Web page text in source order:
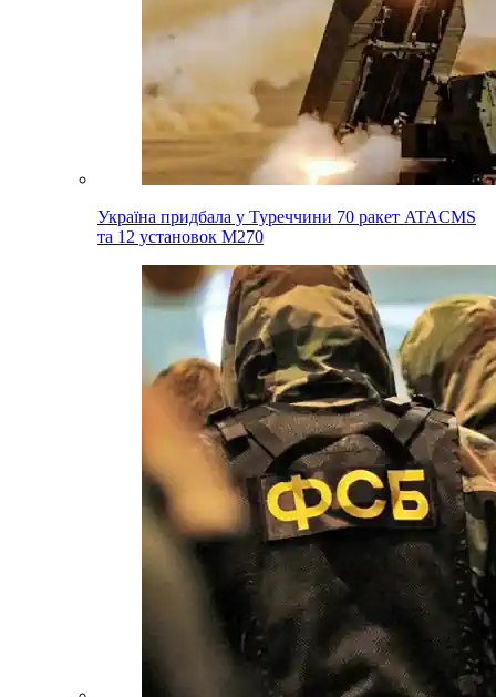
Україна придбала у Туреччини 70 ракет ATACMS
та 12 установок M270